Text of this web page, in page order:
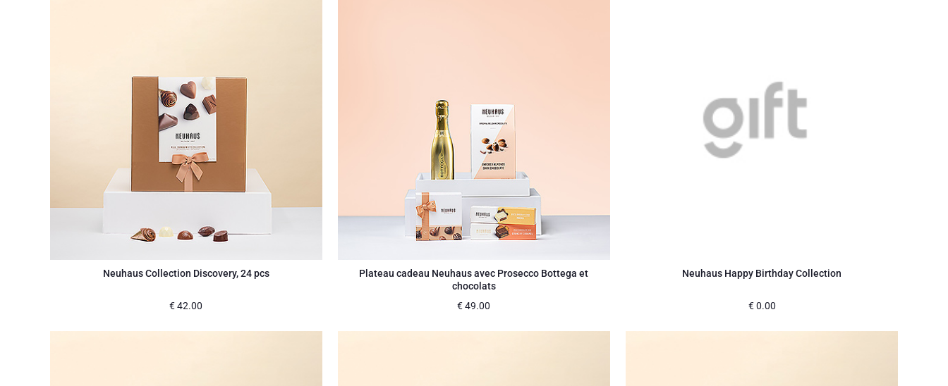
Neuhaus Collection Discovery, 24 pcs
€42.00
Plateau cadeau Neuhaus avec Prosecco Bottega et
chocolats
€ 49.00
Neuhaus Happy Birthday Collection
€0.00